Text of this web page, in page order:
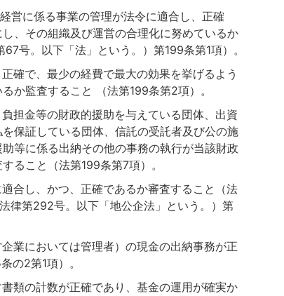
営に係る事業の管理が法令に適合し、正確
、その組織及び運営の合理化に努めているか
号。以下「法」という。）第199条第1項）。
確で、最少の経費で最大の効果を挙げるよう
か監査すること （法第199条第2項）。
担金等の財政的援助を与えている団体、出資
保証している団体、信託の受託者及び公の施
等に係る出納その他の事務の執行が当該財政
ること（法第199条第7項）。
合し、かつ、正確であるか審査すること（法
律第292号。以下「地公企法」という。）第
業においては管理者）の現金の出納事務が正
の2第1項）。
類の計数が正確であり、基金の運用が確実か